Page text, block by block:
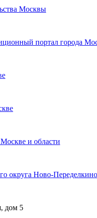
Москвы
портал города
и области
округа Ново-Переделкино
дом 5